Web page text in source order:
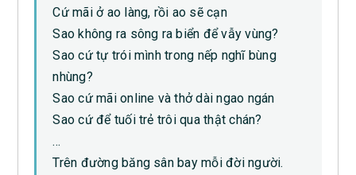
Cứ mãi ở ao làng, rồi ao sẽ cạn
Sao không ra sông ra biển để vẫy vùng?
Sao cứ tự trói mình trong nếp nghĩ bùng
nhùng?
Sao cứ mãi online và thở dài ngao ngán
Sao cứ để tuối trẻ trôi qua thật chán?
…
Trên đường băng sân bay mỗi đời người.